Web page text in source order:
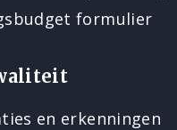
formulier
en erkenningen